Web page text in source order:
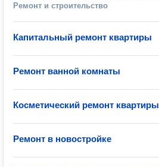
Ремонт и строительство
Капитальный ремонт квартиры
Ремонт ванной комнаты
Косметический ремонт квартиры
Ремонт в новостройке